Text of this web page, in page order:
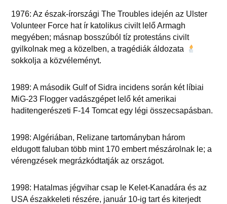
1976: Az észak-írországi The Troubles idején az Ulster
Volunteer Force hat ír katolikus civilt lelő Armagh
megyében; másnap bosszúból tíz protestáns civilt
gyilkolnak meg a közelben, a tragédiák áldozata
sokkolja a közvéleményt.
1989: A második Gulf of Sidra incidens során két líbiai
MiG-23 Flogger vadászgépet lelő két amerikai
haditengerészeti F-14 Tomcat egy légi összecsapásban.
1998: Algériában, Relizane tartományban három
eldugott faluban több mint 170 embert mészárolnak le; a
vérengzések megrázkódtatják az országot.
1998: Hatalmas jégvihar csap le Kelet-Kanadára és az
USA északkeleti részére, január 10-ig tart és kiterjedt